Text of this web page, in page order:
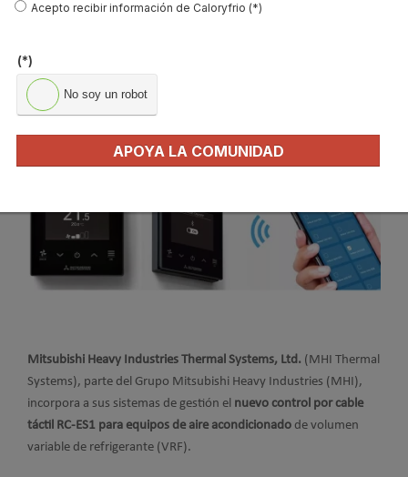
Mitsubishi Heavy Industries
Publicado en Aire Acondicionado Comercial
Mitsubishi Heavy Industries Thermal Systems, Ltd. (MHI Thermal
Systems), parte del Grupo Mitsubishi Heavy Industries (MHI),
incorpora a sus sistemas de gestión el nuevo control por cable
táctil RC-ES1 para equipos de aire acondicionado de volumen
variable de refrigerante (VRF).
Acepto recibir información de Caloryfrio (*)
(*)
No soy un robot
APOYA LA COMUNIDAD